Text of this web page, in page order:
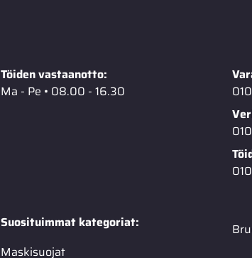
Töiden vastaanotto:
Ma - Pe • 08.00 - 16.30
Suosituimmat kategoriat:
Maskisuojat